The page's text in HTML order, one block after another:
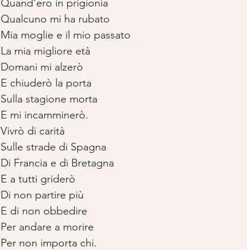
Quand'ero in prigionia
Qualcuno mi ha rubato
Mia moglie e il mio passato
La mia migliore età
Domani mi alzerò
E chiuderò la porta
Sulla stagione morta
E mi incamminerò.
Vivrò di carità
Sulle strade di Spagna
Di Francia e di Bretagna
E a tutti griderò
Di non partire più
E di non obbedire
Per andare a morire
Per non importa chi.